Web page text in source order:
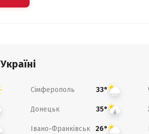
Сімферополь 33°
Донецьк 35°
Івано-Франківськ 26°